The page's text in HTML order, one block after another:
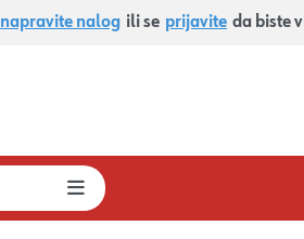
napravite nalog ili se prijavite da biste